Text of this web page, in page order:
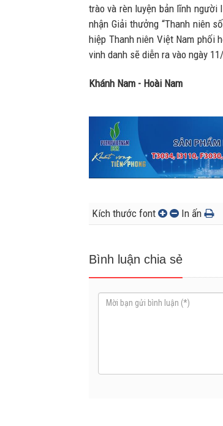
trào và rèn luyện bản lĩnh người
nhận Giải thưởng “Thanh niên
hiệp Thanh niên Việt Nam phối
vinh danh sẽ diễn ra vào ngày
Khánh Nam - Hoài Nam
Kích thước font In ấn
Bình luận chia sẻ